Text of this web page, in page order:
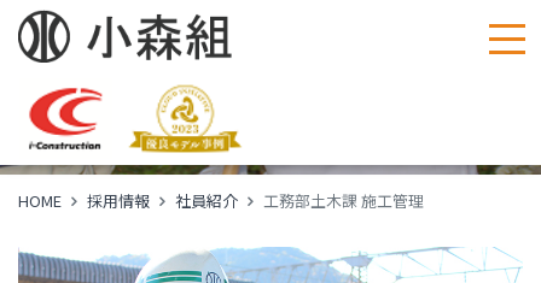
社員紹介
Members
HOME 採用情報 社員紹介 工務部土木課 施工管理